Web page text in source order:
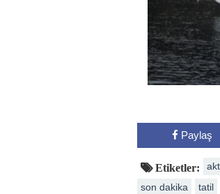
Paylaş
Etiketler:
son dakika
tatil